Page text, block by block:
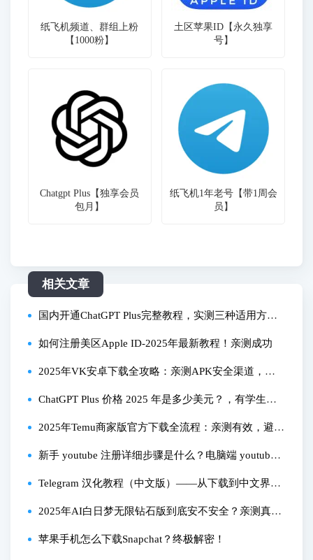
纸飞机频道、群组上粉
【1000粉】
土区苹果ID【永久独享
号】
Chatgpt Plus【独享会员
包月】
纸飞机1年老号【带1周会
员】
相关文章
国内开通ChatGPT Plus完整教程，实测三种适用方
法，新手轻松完成
如何注册美区Apple ID-2025年最新教程！亲测成功
2025年VK安卓下载全攻略：亲测APK安全渠道，注
册失败一招解决！
ChatGPT Plus 价格 2025 年是多少美元？，有学生优
惠吗怎么申请？
2025年Temu商家版官方下载全流程：亲测有效，避坑
指南
新手 youtube 注册详细步骤是什么？电脑端 youtube
注册教程怎么做？youtube 注册收不到验证码怎么
办？
Telegram 汉化教程（中文版）——从下载到中文界
面，5分钟学会！-Telegram 新手必看：下载安装 + 切
换中文设置全流程教学
2025年AI白日梦无限钻石版到底安不安全？亲测真相
+避坑指南
苹果手机怎么下载Snapchat？终极解密！